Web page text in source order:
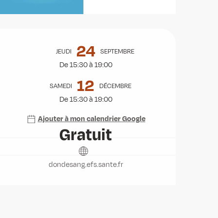
et coordonnées
JEUDI 24 SEPTEMBRE
De 15:30 à 19:00
SAMEDI 12 DÉCEMBRE
De 15:30 à 19:00
Ajouter à mon calendrier Google
Gratuit
dondesang.efs.sante.fr